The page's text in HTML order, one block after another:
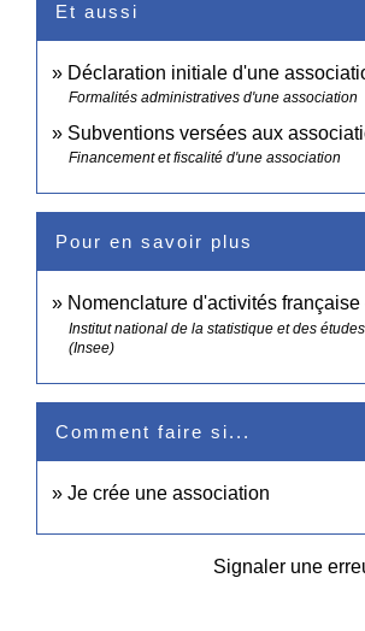
Et aussi
Déclaration initiale d'une
Formalités administratives d'une association
Subventions versées aux
Financement et fiscalité d'une association
Pour en savoir plus
Nomenclature d'activités française
Institut national de la statistique et des
(Insee)
Comment faire si...
Je crée une association
Signaler une